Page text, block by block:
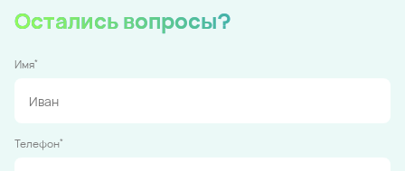
Остались вопросы?
Имя*
Телефон*